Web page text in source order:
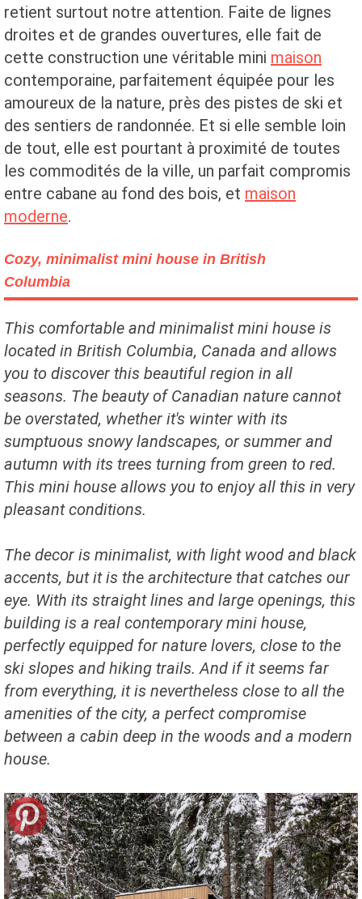
retient surtout notre attention. Faite de lignes
droites et de grandes ouvertures, elle fait de
cette construction une véritable mini maison
contemporaine, parfaitement équipée pour les
amoureux de la nature, près des pistes de ski et
des sentiers de randonnée. Et si elle semble loin
de tout, elle est pourtant à proximité de toutes
les commodités de la ville, un parfait compromis
entre cabane au fond des bois, et maison
moderne.
Cozy, minimalist mini house in British
Columbia
This comfortable and minimalist mini house is
located in British Columbia, Canada and allows
you to discover this beautiful region in all
seasons. The beauty of Canadian nature cannot
be overstated, whether it's winter with its
sumptuous snowy landscapes, or summer and
autumn with its trees turning from green to red.
This mini house allows you to enjoy all this in very
pleasant conditions.
The decor is minimalist, with light wood and black
accents, but it is the architecture that catches our
eye. With its straight lines and large openings, this
building is a real contemporary mini house,
perfectly equipped for nature lovers, close to the
ski slopes and hiking trails. And if it seems far
from everything, it is nevertheless close to all the
amenities of the city, a perfect compromise
between a cabin deep in the woods and a modern
house.